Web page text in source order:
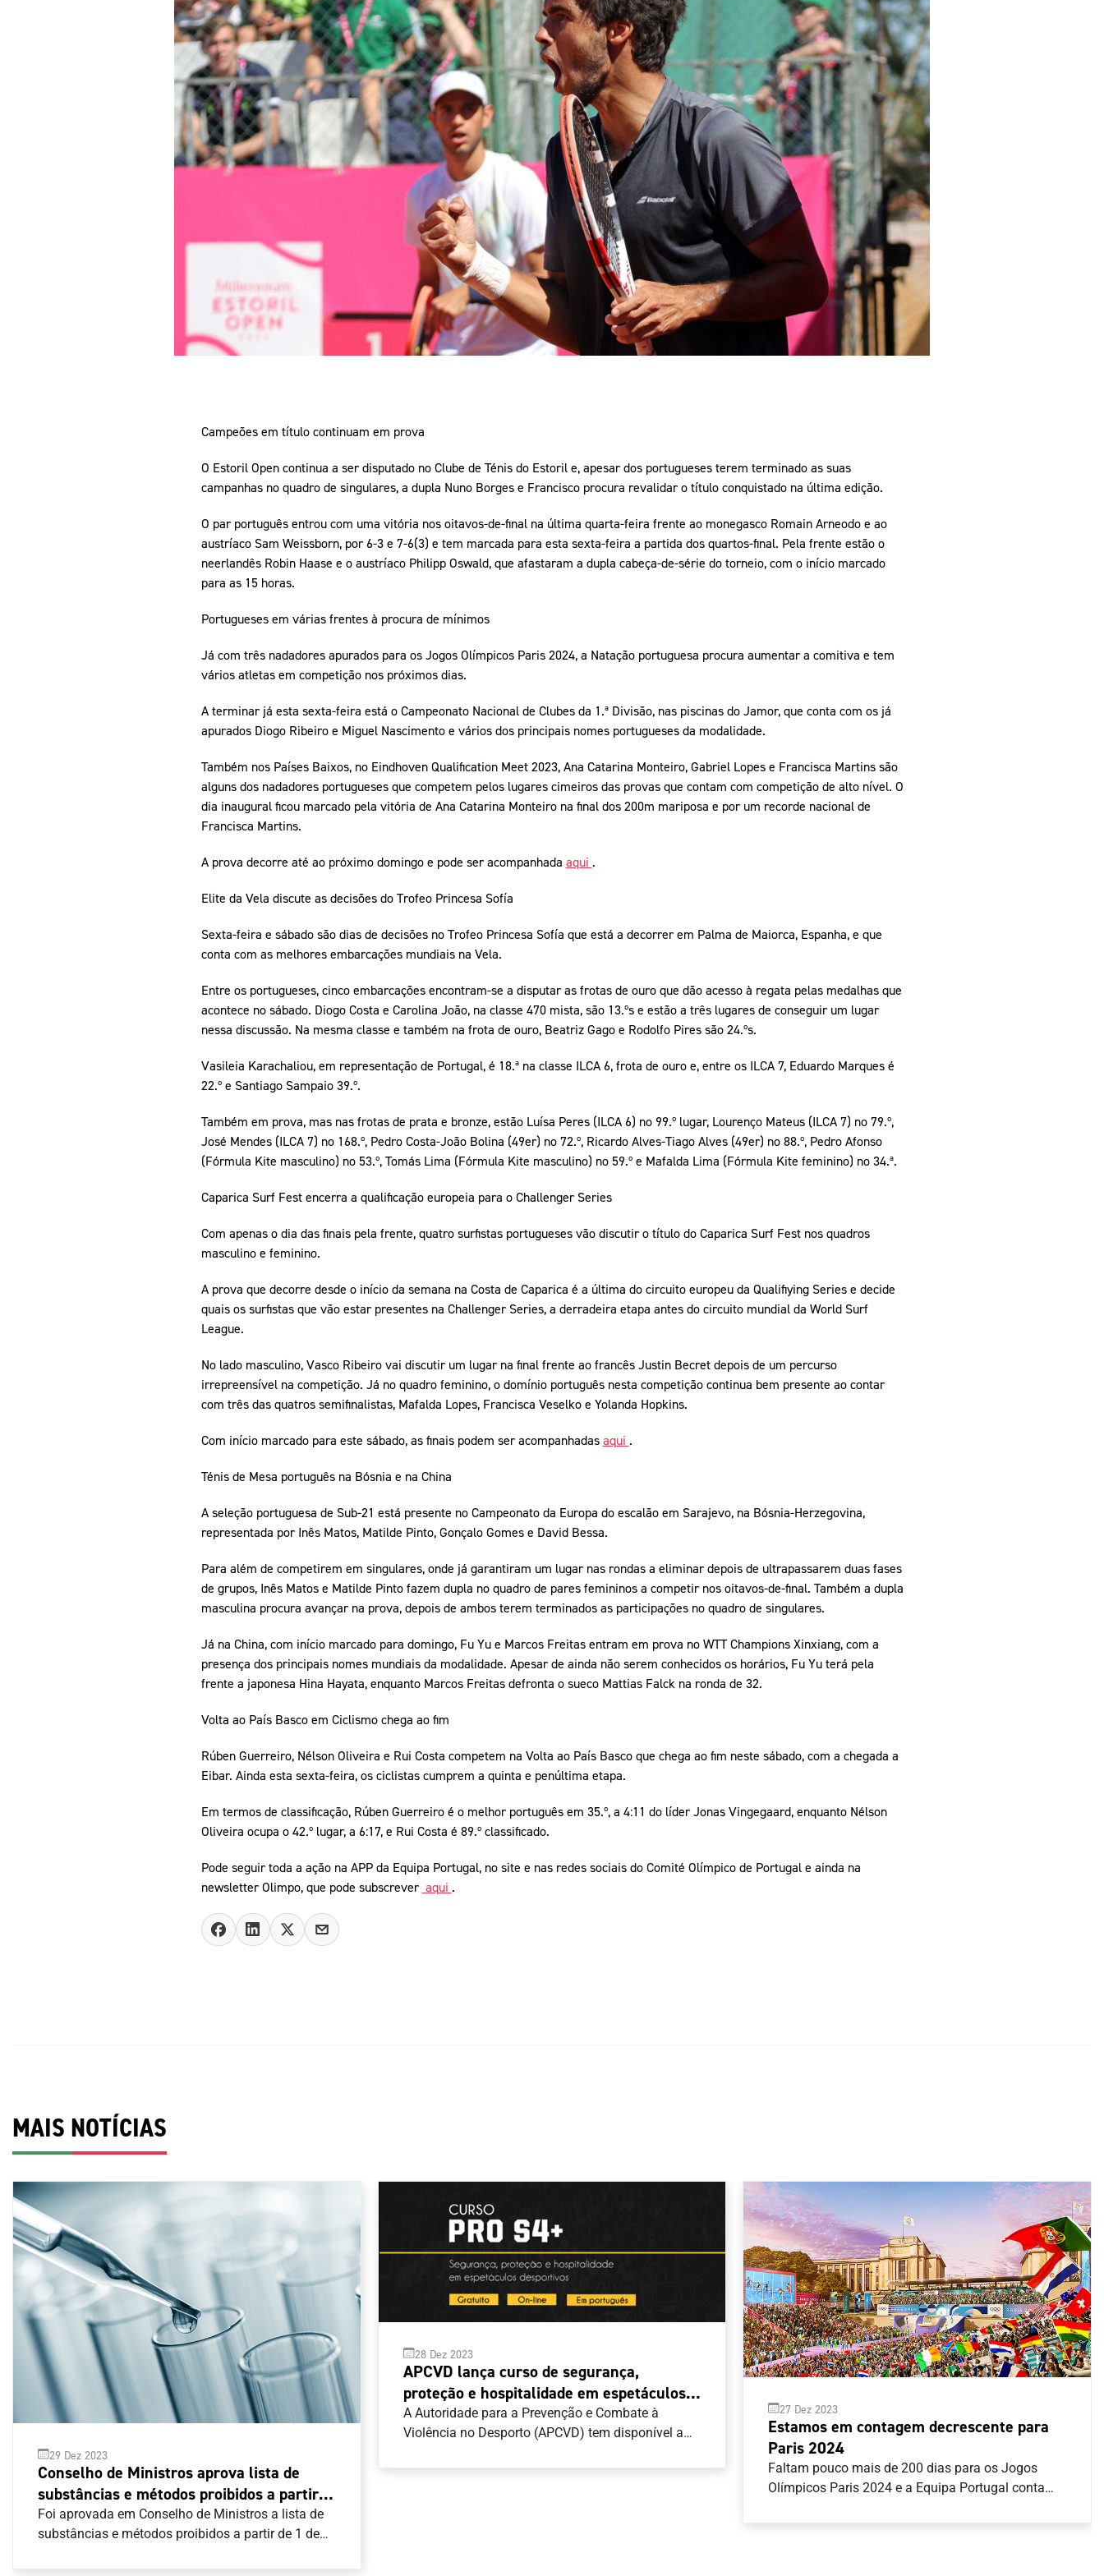
Educação pelos Valores Olímpicos
Marketing
Media
Documentos
Contactos
Campeões em título continuam em prova
O Estoril Open continua a ser disputado no Clube de Ténis do Estoril e, apesar dos portugueses terem terminado as suas
campanhas no quadro de singulares, a dupla Nuno Borges e Francisco procura revalidar o título conquistado na última edição.
O par português entrou com uma vitória nos oitavos-de-final na última quarta-feira frente ao monegasco Romain Arneodo e ao
austríaco Sam Weissborn, por 6-3 e 7-6(3) e tem marcada para esta sexta-feira a partida dos quartos-final. Pela frente estão o
neerlandês Robin Haase e o austríaco Philipp Oswald, que afastaram a dupla cabeça-de-série do torneio, com o início marcado
para as 15 horas.
Portugueses em várias frentes à procura de mínimos
Já com três nadadores apurados para os Jogos Olímpicos Paris 2024, a Natação portuguesa procura aumentar a comitiva e tem
vários atletas em competição nos próximos dias.
A terminar já esta sexta-feira está o Campeonato Nacional de Clubes da 1.ª Divisão, nas piscinas do Jamor, que conta com os já
apurados Diogo Ribeiro e Miguel Nascimento e vários dos principais nomes portugueses da modalidade.
Também nos Países Baixos, no Eindhoven Qualification Meet 2023, Ana Catarina Monteiro, Gabriel Lopes e Francisca Martins são
alguns dos nadadores portugueses que competem pelos lugares cimeiros das provas que contam com competição de alto nível. O
dia inaugural ficou marcado pela vitória de Ana Catarina Monteiro na final dos 200m mariposa e por um recorde nacional de
Francisca Martins.
A prova decorre até ao próximo domingo e pode ser acompanhada aqui .
Elite da Vela discute as decisões do Trofeo Princesa Sofía
Sexta-feira e sábado são dias de decisões no Trofeo Princesa Sofía que está a decorrer em Palma de Maiorca, Espanha, e que
conta com as melhores embarcações mundiais na Vela.
Entre os portugueses, cinco embarcações encontram-se a disputar as frotas de ouro que dão acesso à regata pelas medalhas que
acontece no sábado. Diogo Costa e Carolina João, na classe 470 mista, são 13.ºs e estão a três lugares de conseguir um lugar
nessa discussão. Na mesma classe e também na frota de ouro, Beatriz Gago e Rodolfo Pires são 24.ºs.
Vasileia Karachaliou, em representação de Portugal, é 18.ª na classe ILCA 6, frota de ouro e, entre os ILCA 7, Eduardo Marques é
22.º e Santiago Sampaio 39.º.
Também em prova, mas nas frotas de prata e bronze, estão Luísa Peres (ILCA 6) no 99.º lugar, Lourenço Mateus (ILCA 7) no 79.º,
José Mendes (ILCA 7) no 168.º, Pedro Costa-João Bolina (49er) no 72.º, Ricardo Alves-Tiago Alves (49er) no 88.º, Pedro Afonso
(Fórmula Kite masculino) no 53.º, Tomás Lima (Fórmula Kite masculino) no 59.º e Mafalda Lima (Fórmula Kite feminino) no 34.ª.
Caparica Surf Fest encerra a qualificação europeia para o Challenger Series
Com apenas o dia das finais pela frente, quatro surfistas portugueses vão discutir o título do Caparica Surf Fest nos quadros
masculino e feminino.
A prova que decorre desde o início da semana na Costa de Caparica é a última do circuito europeu da Qualifiying Series e decide
quais os surfistas que vão estar presentes na Challenger Series, a derradeira etapa antes do circuito mundial da World Surf
League.
No lado masculino, Vasco Ribeiro vai discutir um lugar na final frente ao francês Justin Becret depois de um percurso
irrepreensível na competição. Já no quadro feminino, o domínio português nesta competição continua bem presente ao contar
com três das quatros semifinalistas, Mafalda Lopes, Francisca Veselko e Yolanda Hopkins.
Com início marcado para este sábado, as finais podem ser acompanhadas aqui .
Ténis de Mesa português na Bósnia e na China
A seleção portuguesa de Sub-21 está presente no Campeonato da Europa do escalão em Sarajevo, na Bósnia-Herzegovina,
representada por Inês Matos, Matilde Pinto, Gonçalo Gomes e David Bessa.
Para além de competirem em singulares, onde já garantiram um lugar nas rondas a eliminar depois de ultrapassarem duas fases
de grupos, Inês Matos e Matilde Pinto fazem dupla no quadro de pares femininos a competir nos oitavos-de-final. Também a dupla
masculina procura avançar na prova, depois de ambos terem terminados as participações no quadro de singulares.
Já na China, com início marcado para domingo, Fu Yu e Marcos Freitas entram em prova no WTT Champions Xinxiang, com a
presença dos principais nomes mundiais da modalidade. Apesar de ainda não serem conhecidos os horários, Fu Yu terá pela
frente a japonesa Hina Hayata, enquanto Marcos Freitas defronta o sueco Mattias Falck na ronda de 32.
Volta ao País Basco em Ciclismo chega ao fim
Rúben Guerreiro, Nélson Oliveira e Rui Costa competem na Volta ao País Basco que chega ao fim neste sábado, com a chegada a
Eibar. Ainda esta sexta-feira, os ciclistas cumprem a quinta e penúltima etapa.
Em termos de classificação, Rúben Guerreiro é o melhor português em 35.º, a 4:11 do líder Jonas Vingegaard, enquanto Nélson
Oliveira ocupa o 42.º lugar, a 6:17, e Rui Costa é 89.º classificado.
Pode seguir toda a ação na APP da Equipa Portugal, no site e nas redes sociais do Comité Olímpico de Portugal e ainda na
newsletter Olimpo, que pode subscrever aqui .
MAIS NOTÍCIAS
29 Dez 2023
Conselho de Ministros aprova lista de
substâncias e métodos proibidos a partir
de 1 de janeiro de 2024
Foi aprovada em Conselho de Ministros a lista de
substâncias e métodos proibidos a partir de 1 de
28 Dez 2023
APCVD lança curso de segurança,
proteção e hospitalidade em espetáculos
desportivos
A Autoridade para a Prevenção e Combate à
Violência no Desporto (APCVD) tem disponível a
Europa sobre “Segurança, Proteção e
27 Dez 2023
Estamos em contagem decrescente para
Paris 2024
Faltam pouco mais de 200 dias para os Jogos
Olímpicos Paris 2024 e a Equipa Portugal conta
quotas equivalentes a 25 atletas. Atletismo,